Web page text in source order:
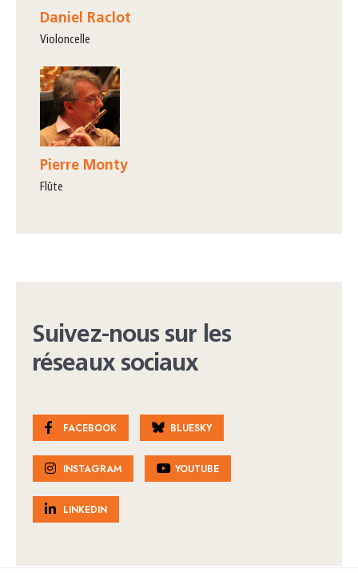
Daniel Raclot
violoncelle
Pierre Monty
flûte
Suivez-nous sur les
réseaux sociaux
FACEBOOK BLUESKY
INSTAGRAM YOUTUBE
LINKEDIN